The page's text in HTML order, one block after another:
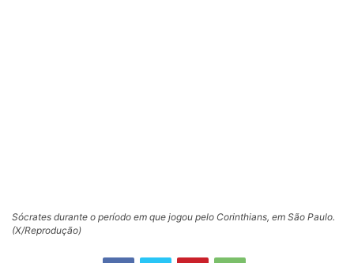
Sócrates durante o período em que jogou pelo Corinthians, em São Paulo.
(X/Reprodução)